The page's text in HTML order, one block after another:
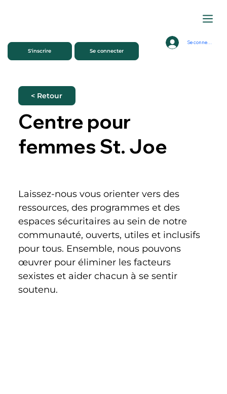
Se connecter
S'inscrire Se connecter
< Retour
Centre pour
femmes St. Joe
Laissez-nous vous orienter vers des
ressources, des programmes et des
espaces sécuritaires au sein de notre
communauté, ouverts, utiles et inclusifs
pour tous. Ensemble, nous pouvons
œuvrer pour éliminer les facteurs
sexistes et aider chacun à se sentir
soutenu.